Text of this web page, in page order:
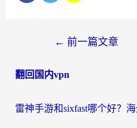
导
← 前一篇文章
翻回国内vpn